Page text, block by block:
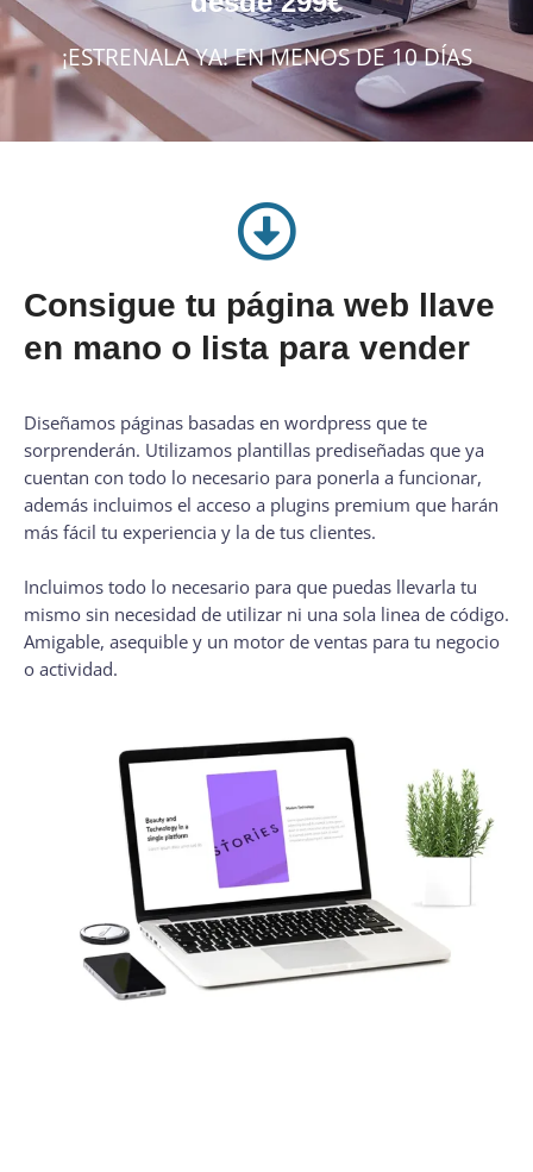
¡ESTRENALA YA! EN MENOS DE 10 DÍAS
Consigue tu página web llave
en mano o lista para vender
Diseñamos páginas basadas en wordpress que te
sorprenderán. Utilizamos plantillas prediseñadas que ya
cuentan con todo lo necesario para ponerla a funcionar,
además incluimos el acceso a plugins premium que harán
más fácil tu experiencia y la de tus clientes.
Incluimos todo lo necesario para que puedas llevarla tu
mismo sin necesidad de utilizar ni una sola linea de código.
Amigable, asequible y un motor de ventas para tu negocio
o actividad.